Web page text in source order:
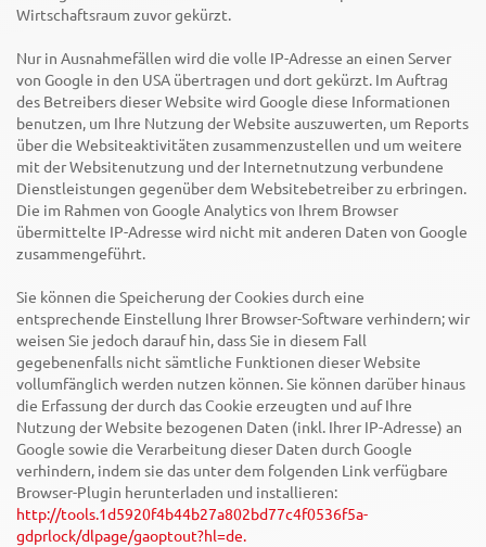
Wirtschaftsraum zuvor gekürzt.
Nur in Ausnahmefällen wird die volle IP-Adresse an einen Server
von Google in den USA übertragen und dort gekürzt. Im Auftrag
des Betreibers dieser Website wird Google diese Informationen
benutzen, um Ihre Nutzung der Website auszuwerten, um Reports
über die Websiteaktivitäten zusammenzustellen und um weitere
mit der Websitenutzung und der Internetnutzung verbundene
Dienstleistungen gegenüber dem Websitebetreiber zu erbringen.
Die im Rahmen von Google Analytics von Ihrem Browser
übermittelte IP-Adresse wird nicht mit anderen Daten von Google
zusammengeführt.
Sie können die Speicherung der Cookies durch eine
entsprechende Einstellung Ihrer Browser-Software verhindern; wir
weisen Sie jedoch darauf hin, dass Sie in diesem Fall
gegebenenfalls nicht sämtliche Funktionen dieser Website
vollumfänglich werden nutzen können. Sie können darüber hinaus
die Erfassung der durch das Cookie erzeugten und auf Ihre
Nutzung der Website bezogenen Daten (inkl. Ihrer IP-Adresse) an
Google sowie die Verarbeitung dieser Daten durch Google
verhindern, indem sie das unter dem folgenden Link verfügbare
Browser-Plugin herunterladen und installieren:
http://tools.1d5920f4b44b27a802bd77c4f0536f5a-
gdprlock/dlpage/gaoptout?hl=de.